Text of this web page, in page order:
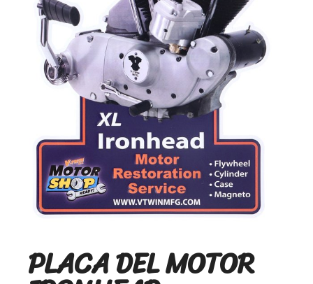
PLACA DEL MOTOR